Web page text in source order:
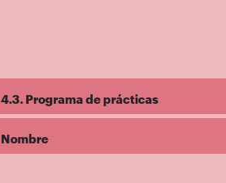
4.3. Programa de prácticas
Nombre